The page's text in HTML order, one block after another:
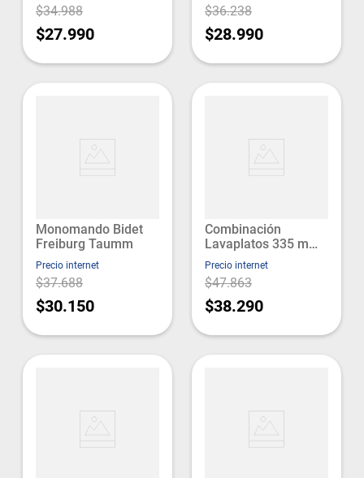
$34.988
$27.990
$36.238
$28.990
Monomando Bidet
Freiburg Taumm
Precio internet
$37.688
$30.150
Combinación
Lavaplatos 335 mm
Cromo Novella
Precio internet
$47.863
$38.290